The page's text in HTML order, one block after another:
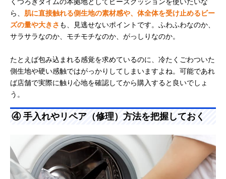
ら、 肌に直接触れる側生地の素材感や、体全体を受け止めるビー
ズの量や大きさ も、見逃せないポイントです。ふわふわなのか、
サラサラなのか、モチモチなのか、がっしりなのか。
たとえば包み込まれる感覚を求めているのに、冷たくごわついた
側生地や硬い感触ではがっかりしてしまいますよね。可能であれ
ば店舗で実際に触り心地を確認してから購入すると良いでしょ
う。
④ 手入れやリペア（修理）方法を把握しておく